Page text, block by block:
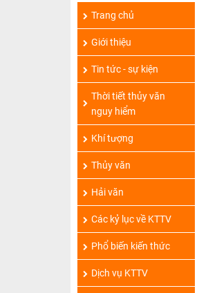
Trang chủ
Giới thiệu
Tin tức - sự kiện
Thời tiết thủy văn
nguy hiểm
Khí tượng
Thủy văn
Hải văn
Các kỷ lục về KTTV
Phổ biến kiến thức
Dịch vụ KTTV